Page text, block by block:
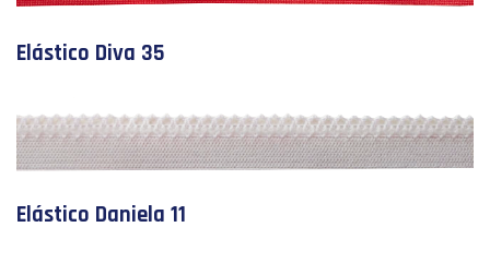
Elástico Diva 35
Elástico Daniela 11